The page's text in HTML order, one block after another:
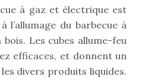
à gaz et électrique est
l’allumage du barbecue à
Les cubes allume-feu
efficaces, et donnent un
divers produits liquides.